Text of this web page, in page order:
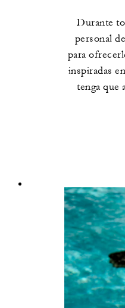
Durante
personal
para
inspiradas
tenga que